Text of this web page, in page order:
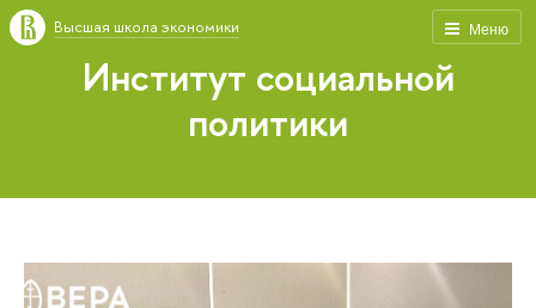
Меню
Высшая школа экономики
Институт социальной
политики